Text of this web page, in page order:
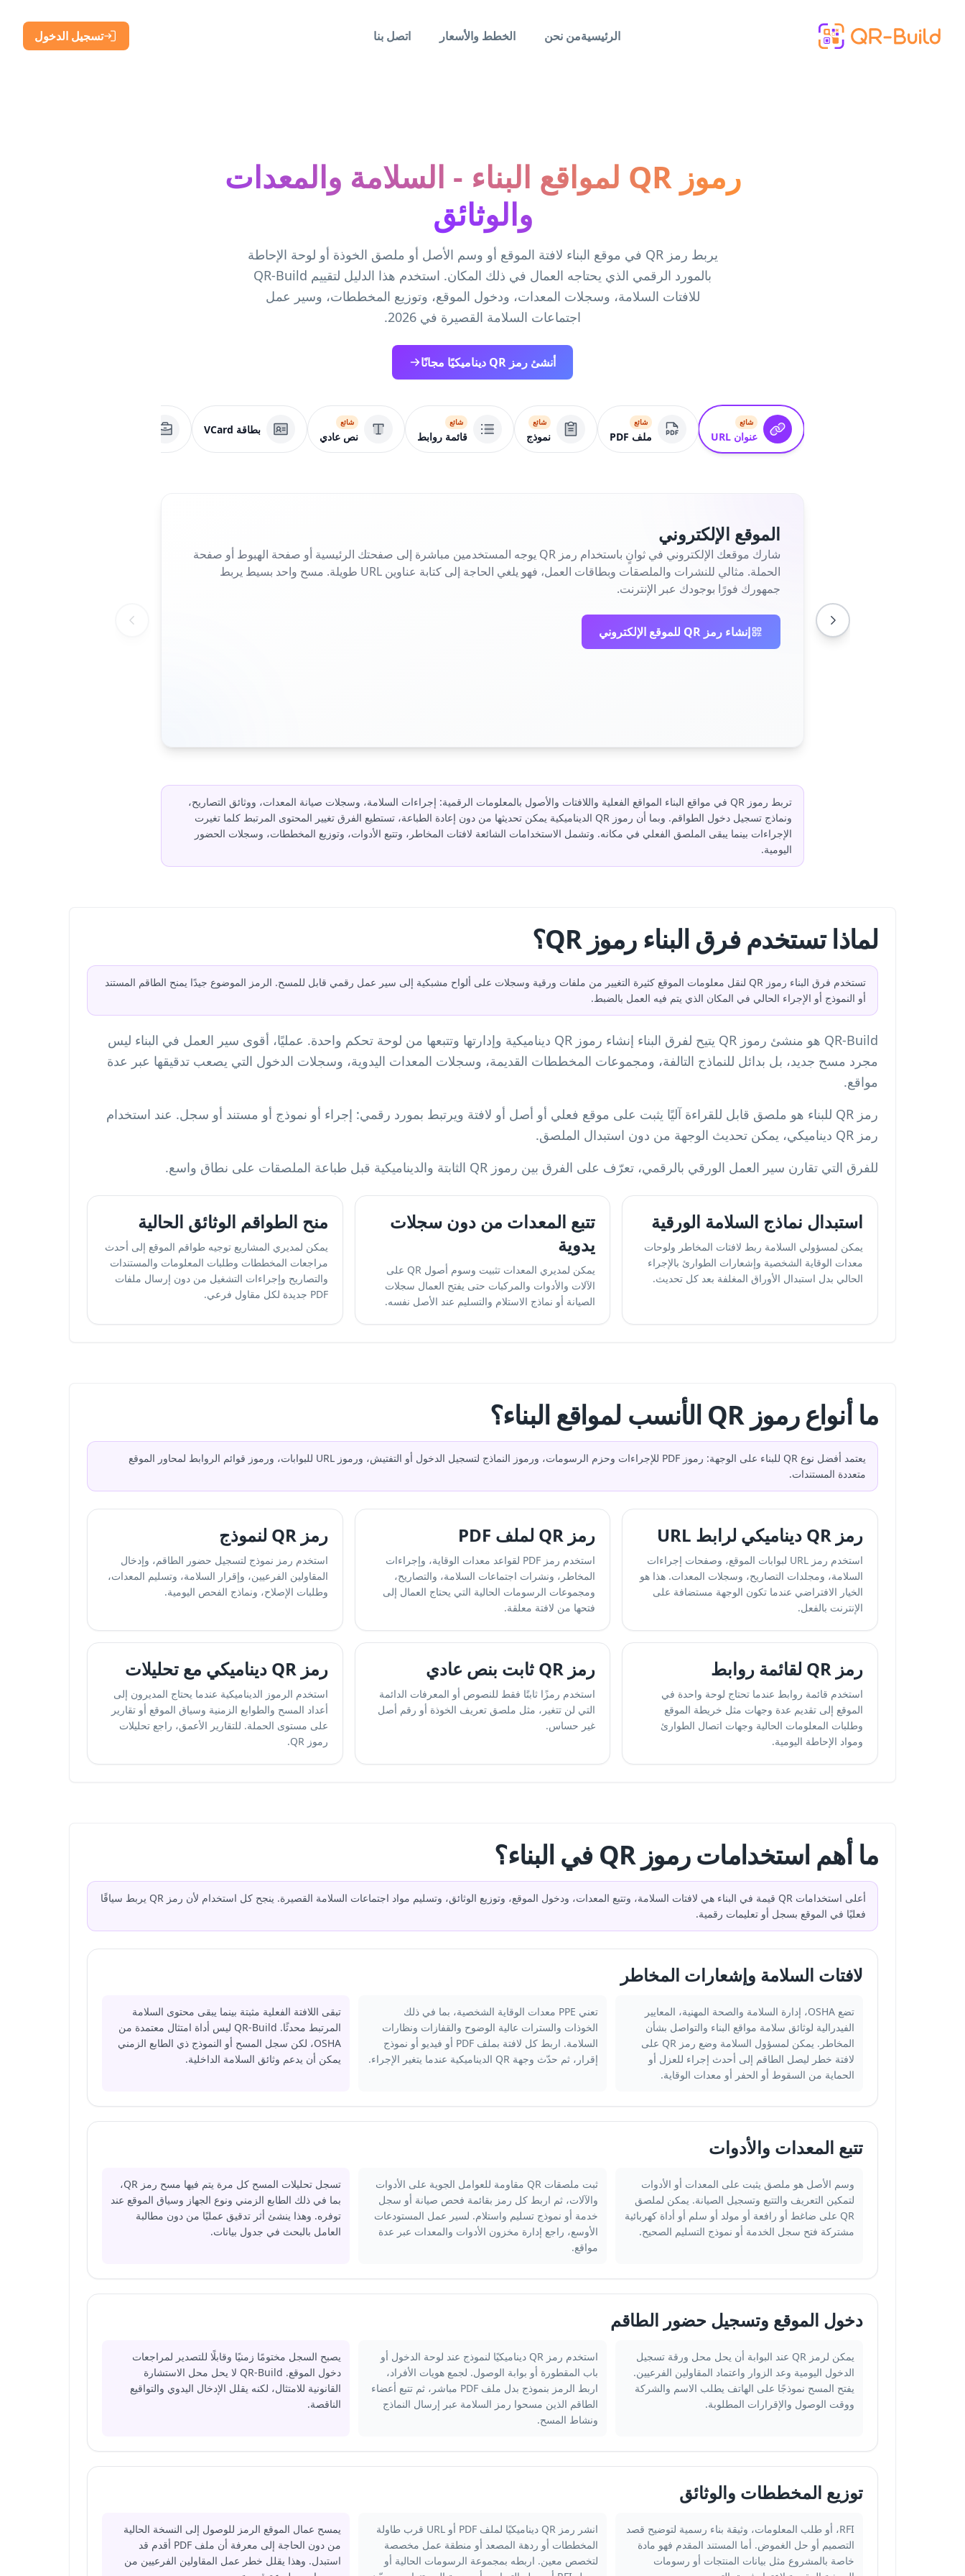
الرئيسيةمن نحن الخطط والأسعار اتصل بنا تسجيل الدخول
رموز QR لمواقع البناء - السلامة والمعدات
والوثائق
يربط رمز QR في موقع البناء لافتة الموقع أو وسم الأصل أو ملصق الخوذة أو لوحة الإحاطة
بالمورد الرقمي الذي يحتاجه العمال في ذلك المكان. استخدم هذا الدليل لتقييم QR-Build
للافتات السلامة، وسجلات المعدات، ودخول الموقع، وتوزيع المخططات، وسير عمل
اجتماعات السلامة القصيرة في 2026.
أنشئ رمز QR ديناميكيًا مجانًا
شائع
عنوان URL
شائع
ملف PDF
شائع
نموذج
شائع
قائمة روابط
شائع
نص عادي
بطاقة VCard
الموقع الإلكتروني
شارك موقعك الإلكتروني في ثوانٍ باستخدام رمز QR يوجه المستخدمين مباشرة إلى صفحتك الرئيسية أو صفحة الهبوط أو صفحة
الحملة. مثالي للنشرات والملصقات وبطاقات العمل، فهو يلغي الحاجة إلى كتابة عناوين URL طويلة. مسح واحد بسيط يربط
جمهورك فورًا بوجودك عبر الإنترنت.
إنشاء رمز QR للموقع الإلكتروني
تربط رموز QR في مواقع البناء المواقع الفعلية واللافتات والأصول بالمعلومات الرقمية: إجراءات السلامة، وسجلات صيانة المعدات، ووثائق التصاريح،
ونماذج تسجيل دخول الطواقم. وبما أن رموز QR الديناميكية يمكن تحديثها من دون إعادة الطباعة، تستطيع الفرق تغيير المحتوى المرتبط كلما تغيرت
الإجراءات بينما يبقى الملصق الفعلي في مكانه. وتشمل الاستخدامات الشائعة لافتات المخاطر، وتتبع الأدوات، وتوزيع المخططات، وسجلات الحضور
اليومية.
لماذا تستخدم فرق البناء رموز QR؟
تستخدم فرق البناء رموز QR لنقل معلومات الموقع كثيرة التغيير من ملفات ورقية وسجلات على ألواح مشبكية إلى سير عمل رقمي قابل للمسح. الرمز الموضوع جيدًا يمنح الطاقم المستند
أو النموذج أو الإجراء الحالي في المكان الذي يتم فيه العمل بالضبط.
QR-Build هو منشئ رموز QR يتيح لفرق البناء إنشاء رموز QR ديناميكية وإدارتها وتتبعها من لوحة تحكم واحدة. عمليًا، أقوى سير العمل في البناء ليس
مجرد مسح جديد، بل بدائل للنماذج التالفة، ومجموعات المخططات القديمة، وسجلات المعدات اليدوية، وسجلات الدخول التي يصعب تدقيقها عبر عدة
مواقع.
رمز QR للبناء هو ملصق قابل للقراءة آليًا يثبت على موقع فعلي أو أصل أو لافتة ويرتبط بمورد رقمي: إجراء أو نموذج أو مستند أو سجل. عند استخدام
رمز QR ديناميكي، يمكن تحديث الوجهة من دون استبدال الملصق.
للفرق التي تقارن سير العمل الورقي بالرقمي، تعرّف على الفرق بين رموز QR الثابتة والديناميكية قبل طباعة الملصقات على نطاق واسع.
استبدال نماذج السلامة الورقية
يمكن لمسؤولي السلامة ربط لافتات المخاطر ولوحات
معدات الوقاية الشخصية وإشعارات الطوارئ بالإجراء
الحالي بدل استبدال الأوراق المغلفة بعد كل تحديث.
تتبع المعدات من دون سجلات
يدوية
يمكن لمديري المعدات تثبيت وسوم أصول QR على
الآلات والأدوات والمركبات حتى يفتح العمال سجلات
الصيانة أو نماذج الاستلام والتسليم عند الأصل نفسه.
منح الطواقم الوثائق الحالية
يمكن لمديري المشاريع توجيه طواقم الموقع إلى أحدث
مراجعات المخططات وطلبات المعلومات والمستندات
والتصاريح وإجراءات التشغيل من دون إرسال ملفات
PDF جديدة لكل مقاول فرعي.
ما أنواع رموز QR الأنسب لمواقع البناء؟
يعتمد أفضل نوع QR للبناء على الوجهة: رموز PDF للإجراءات وحزم الرسومات، ورموز النماذج لتسجيل الدخول أو التفتيش، ورموز URL للبوابات، ورموز قوائم الروابط لمحاور الموقع
متعددة المستندات.
رمز QR ديناميكي لرابط URL
استخدم رمز URL لبوابات الموقع، وصفحات إجراءات
السلامة، ومجلدات التصاريح، وسجلات المعدات. هذا هو
الخيار الافتراضي عندما تكون الوجهة مستضافة على
الإنترنت بالفعل.
رمز QR لملف PDF
استخدم رمز PDF لقواعد معدات الوقاية، وإجراءات
المخاطر، ونشرات اجتماعات السلامة، والتصاريح،
ومجموعات الرسومات الحالية التي يحتاج العمال إلى
فتحها من لافتة معلقة.
رمز QR لنموذج
استخدم رمز نموذج لتسجيل حضور الطاقم، وإدخال
المقاولين الفرعيين، وإقرار السلامة، وتسليم المعدات،
وطلبات الإصلاح، ونماذج الفحص اليومية.
رمز QR لقائمة روابط
استخدم قائمة روابط عندما تحتاج لوحة واحدة في
الموقع إلى تقديم عدة وجهات مثل خريطة الموقع
وطلبات المعلومات الحالية وجهات اتصال الطوارئ
ومواد الإحاطة اليومية.
رمز QR ثابت بنص عادي
استخدم رمزًا ثابتًا فقط للنصوص أو المعرفات الدائمة
التي لن تتغير، مثل ملصق تعريف الخوذة أو رقم أصل
غير حساس.
رمز QR ديناميكي مع تحليلات
استخدم الرموز الديناميكية عندما يحتاج المديرون إلى
أعداد المسح والطوابع الزمنية وسياق الموقع أو تقارير
على مستوى الحملة. للتقارير الأعمق، راجعتحليلات
رموز QR
.
ما أهم استخدامات رموز QR في البناء؟
أعلى استخدامات QR قيمة في البناء هي لافتات السلامة، وتتبع المعدات، ودخول الموقع، وتوزيع الوثائق، وتسليم مواد اجتماعات السلامة القصيرة. ينجح كل استخدام لأن رمز QR يربط سياقًا
فعليًا في الموقع بسجل أو تعليمات رقمية.
لافتات السلامة وإشعارات المخاطر
تضع OSHA، إدارة السلامة والصحة المهنية، المعايير
الفيدرالية لوثائق سلامة مواقع البناء والتواصل بشأن
المخاطر. يمكن لمسؤول السلامة وضع رمز QR على
لافتة خطر ليصل الطاقم إلى أحدث إجراء للعزل أو
الحماية من السقوط أو الحفر أو معدات الوقاية.
تعني PPE معدات الوقاية الشخصية، بما في ذلك
الخوذات والسترات عالية الوضوح والقفازات ونظارات
السلامة. اربط كل لافتة بملف PDF أو فيديو أو نموذج
إقرار، ثم حدّث وجهة QR الديناميكية عندما يتغير الإجراء.
تبقى اللافتة الفعلية مثبتة بينما يبقى محتوى السلامة
المرتبط محدثًا. QR-Build ليس أداة امتثال معتمدة من
OSHA، لكن سجل المسح أو النموذج ذي الطابع الزمني
يمكن أن يدعم وثائق السلامة الداخلية.
تتبع المعدات والأدوات
وسم الأصل هو ملصق يثبت على المعدات أو الأدوات
لتمكين التعريف والتتبع وتسجيل الصيانة. يمكن لملصق
QR على ضاغط أو رافعة أو مولد أو سلم أو أداة كهربائية
مشتركة فتح سجل الخدمة أو نموذج التسليم الصحيح.
ثبت ملصقات QR مقاومة للعوامل الجوية على الأدوات
والآلات، ثم اربط كل رمز بقائمة فحص صيانة أو سجل
خدمة أو نموذج تسليم واستلام. لسير عمل المستودعات
الأوسع، راجع إدارة مخزون الأدوات والمعدات عبر عدة
مواقع.
تسجل تحليلات المسح كل مرة يتم فيها مسح رمز QR،
بما في ذلك الطابع الزمني ونوع الجهاز وسياق الموقع عند
توفره. وهذا ينشئ أثر تدقيق عمليًا من دون مطالبة
العامل بالبحث في جدول بيانات.
دخول الموقع وتسجيل حضور الطاقم
يمكن لرمز QR عند البوابة أن يحل محل ورقة تسجيل
الدخول اليومية وعد الزوار واعتماد المقاولين الفرعيين.
يفتح المسح نموذجًا على الهاتف يطلب الاسم والشركة
ووقت الوصول والإقرارات المطلوبة.
استخدم رمز QR ديناميكيًا لنموذج عند لوحة الدخول أو
باب المقطورة أو بوابة الوصول. لجمع هويات الأفراد،
اربط الرمز بنموذج بدل ملف PDF مباشر، ثم
تتبع أعضاء
الطاقم الذين مسحوا رمز السلامة عبر إرسال النماذج
ونشاط المسح.
يصبح السجل مختومًا زمنيًا وقابلًا للتصدير لمراجعات
دخول الموقع. QR-Build لا يحل محل الاستشارة
القانونية للامتثال، لكنه يقلل الإدخال اليدوي والتواقيع
الناقصة.
توزيع المخططات والوثائق
RFI، أو طلب المعلومات، وثيقة بناء رسمية لتوضيح قصد
التصميم أو حل الغموض. أما المستند المقدم فهو مادة
خاصة بالمشروع مثل بيانات المنتجات أو رسومات
انشر رمز QR ديناميكيًا لملف PDF أو URL قرب طاولة
المخططات أو ردهة المصعد أو منطقة عمل مخصصة
لتخصص معين. اربطه بمجموعة الرسومات الحالية أو
يمسح عمال الموقع الرمز للوصول إلى النسخة الحالية
من دون الحاجة إلى معرفة أن ملف PDF أقدم قد
استبدل. وهذا يقلل خطر عمل المقاولين الفرعيين من